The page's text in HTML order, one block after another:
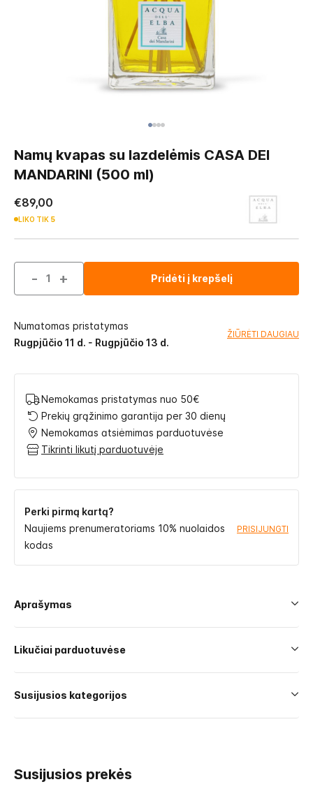
to
beginning
the
images
gallery
Namų kvapas su lazdelėmis CASA DEI
MANDARINI (500 ml)
€89,00
LIKO TIK 5
- + Pridėti į krepšelį
Numatomas pristatymas
Rugpjūčio 11 d. - Rugpjūčio 13 d.
ŽIŪRĖTI DAUGIAU
Nemokamas pristatymas nuo 50€
Prekių grąžinimo garantija per 30 dienų
Nemokamas atsiėmimas parduotuvėse
Tikrinti likutį parduotuvėje
Perki pirmą kartą?
Naujiems prenumeratoriams 10% nuolaidos
kodas
PRISIJUNGTI
Aprašymas
Likučiai parduotuvėse
Susijusios kategorijos
Susijusios prekės